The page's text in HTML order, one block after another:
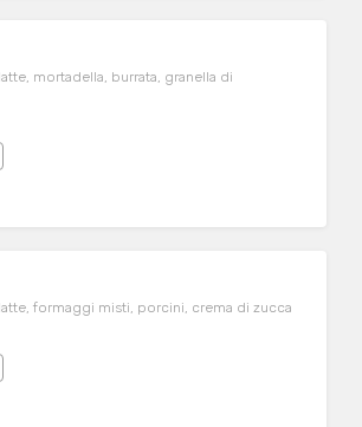
mortadella, burrata, granella di
formaggi misti, porcini, crema di zucca